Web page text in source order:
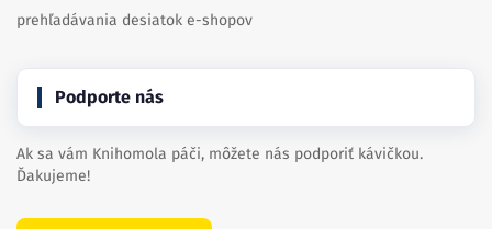
prehľadávania desiatok e-shopov
Podporte nás
Ak sa vám Knihomola páči, môžete nás podporiť kávičkou.
Ďakujeme!